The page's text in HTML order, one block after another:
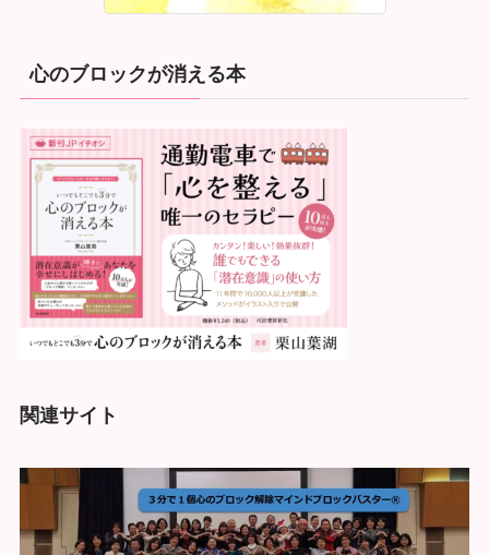
心のブロックが消える本
関連サイト